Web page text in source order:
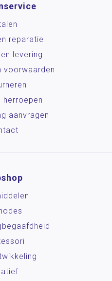
reparatie
levering
voorwaarden
herroepen
aanvragen